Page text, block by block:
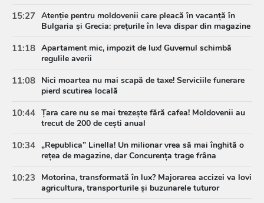
15:27 Atenție pentru moldovenii care pleacă în vacanță în
Bulgaria și Grecia: prețurile în leva dispar din magazine
11:18 Apartament mic, impozit de lux! Guvernul schimbă
regulile averii
11:08 Nici moartea nu mai scapă de taxe! Serviciile funerare
pierd scutirea locală
10:44 Țara care nu se mai trezește fără cafea! Moldovenii au
trecut de 200 de cești anual
10:34 „Republica” Linella! Un milionar vrea să mai înghită o
rețea de magazine, dar Concurența trage frâna
10:23
Motorina, transformată în lux? Majorarea accizei va lovi
agricultura, transporturile și buzunarele tuturor